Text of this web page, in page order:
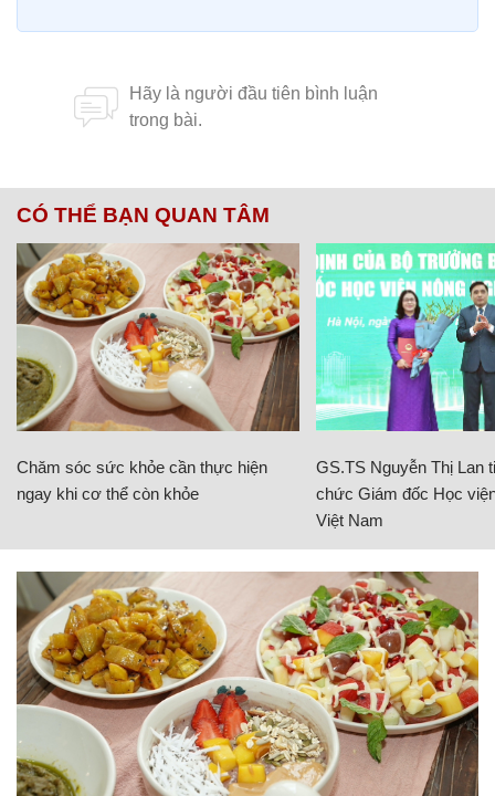
CÓ THỂ BẠN QUAN TÂM
Chăm sóc sức khỏe cần thực hiện
ngay khi cơ thể còn khỏe
GS.TS Nguyễn Thị Lan
chức Giám đốc Học
Việt Nam